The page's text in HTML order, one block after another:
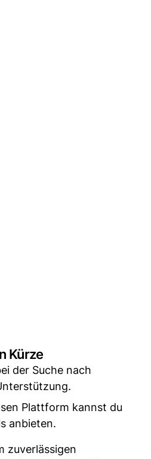
Kürze
der Suche nach
Plattform kannst du
anbieten.
zuverlässigen